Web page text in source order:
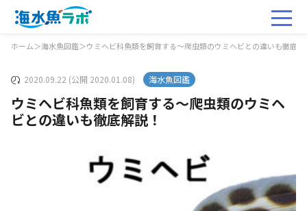
ホーム＞海水魚図鑑＞ウミヘビ科魚類を飼育する～爬虫類のウミヘビとの違いも徹底解
2020.09.22 (公開 2020.01.08) 海水魚図鑑
ウミヘビ科魚類を飼育する～爬虫類のウミヘ
ビとの違いも徹底解説！